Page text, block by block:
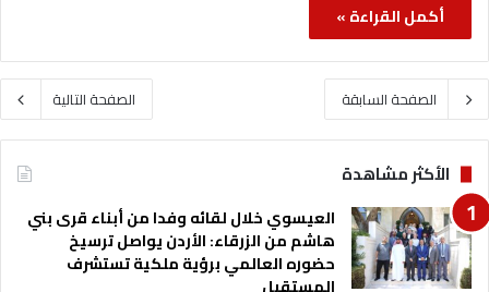
أكمل القراءة »
الصفحة السابقة الصفحة التالية
الأكثر مشاهدة
العيسوي خلال لقائه وفدا من أبناء قرى بني
هاشم من الزرقاء: الأردن يواصل ترسيخ
حضوره العالمي برؤية ملكية تستشرف